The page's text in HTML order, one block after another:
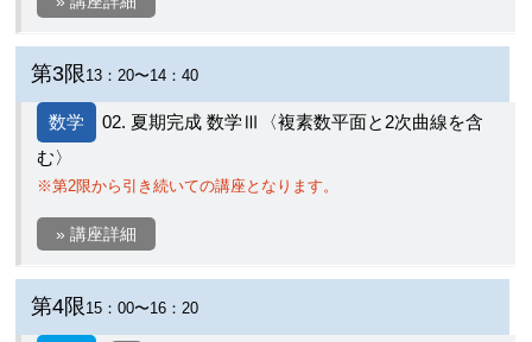
第3限 13：20〜14：40
数学
02. 夏期完成 数学Ⅲ〈複素数平面と2次曲線を含
む〉
※第2限から引き続いての講座となります。
» 講座詳細
第4限 15：00〜16：20